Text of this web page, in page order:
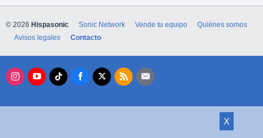
X
© 2026 Hispasonic Sonic Network Vende tu equipo
Quiénes somos
Avisos legales
Contacto